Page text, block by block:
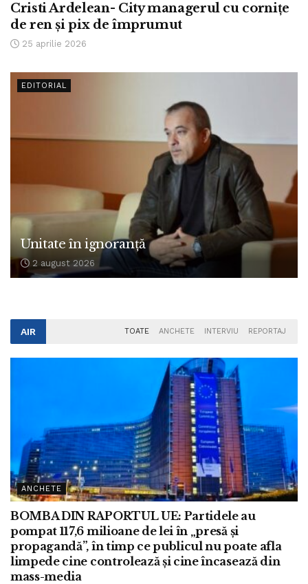
Cristi Ardelean- City managerul cu cornițe
de ren și pix de împrumut
25 aprilie 2026
EDITORIAL
Unitate în ignoranță
2 august 2026
AIR TOATE ANCHETE INTERVIU REPORTAJ
ANCHETE
BOMBA DIN RAPORTUL UE: Partidele au
pompat 117,6 milioane de lei în „presă și
propagandă”, în timp ce publicul nu poate afla
limpede cine controlează și cine încasează din
mass-media